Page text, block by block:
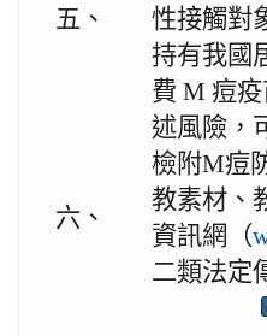
五、
性接觸對
持有我國
費 M 痘
述風險，
六、
檢附M痘
教素材、
資訊網（
二類法定